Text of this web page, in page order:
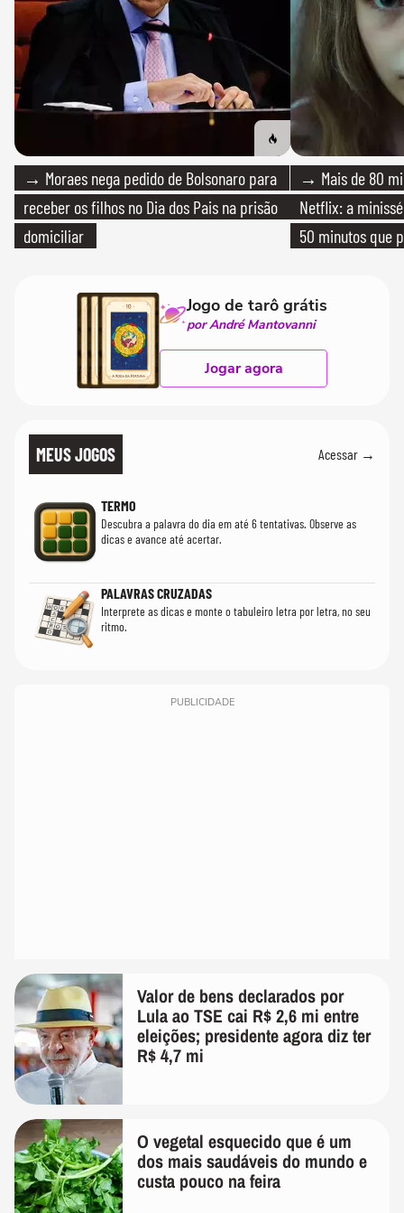
→ Moraes nega pedido de Bolsonaro para
receber os filhos no Dia dos Pais na prisão
domiciliar
→ Mais de 80
Netflix: a
50 minutos que
Jogo de tarô grátis
por André Mantovanni
Jogar agora
MEUS JOGOS Acessar →
TERMO
Descubra a palavra do dia em até 6 tentativas. Observe as
dicas e avance até acertar.
PALAVRAS CRUZADAS
Interprete as dicas e monte o tabuleiro letra por letra, no seu
ritmo.
PUBLICIDADE
Valor de bens declarados por
Lula ao TSE cai R$ 2,6 mi entre
eleições; presidente agora diz ter
R$ 4,7 mi
O vegetal esquecido que é um
dos mais saudáveis do mundo e
custa pouco na feira